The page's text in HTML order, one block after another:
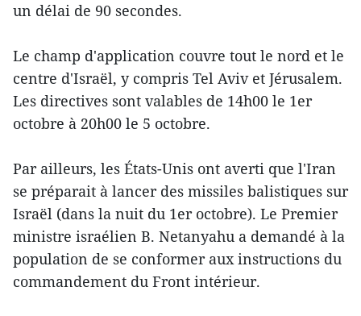
un délai de 90 secondes.
Le champ d'application couvre tout le nord et le
centre d'Israël, y compris Tel Aviv et Jérusalem.
Les directives sont valables de 14h00 le 1er
octobre à 20h00 le 5 octobre.
Par ailleurs, les États-Unis ont averti que l'Iran
se préparait à lancer des missiles balistiques sur
Israël (dans la nuit du 1er octobre). Le Premier
ministre israélien B. Netanyahu a demandé à la
population de se conformer aux instructions du
commandement du Front intérieur.